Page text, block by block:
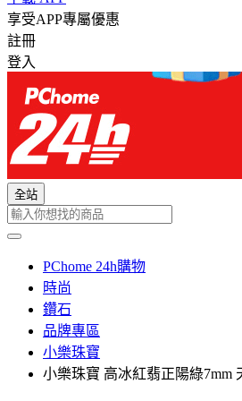
享受APP專屬優惠
註冊
登入
全站
PChome 24h購物
時尚
鑽石
品牌專區
小樂珠寶
小樂珠寶 高冰紅翡正陽綠7mm